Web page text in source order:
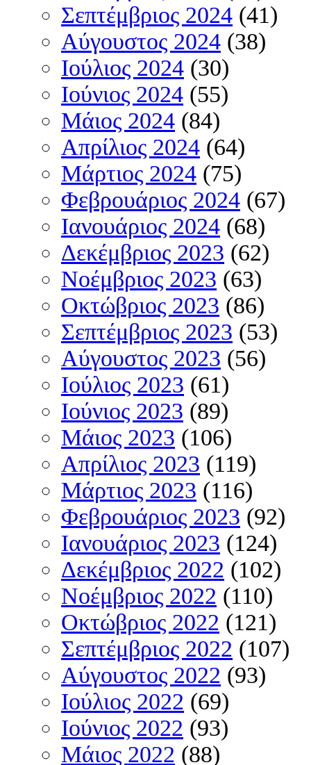
Σεπτέμβριος 2024 (41)
Αύγουστος 2024 (38)
Ιούλιος 2024 (30)
Ιούνιος 2024 (55)
Μάιος 2024 (84)
Απρίλιος 2024 (64)
Μάρτιος 2024 (75)
Φεβρουάριος 2024 (67)
Ιανουάριος 2024 (68)
Δεκέμβριος 2023 (62)
Νοέμβριος 2023 (63)
Οκτώβριος 2023 (86)
Σεπτέμβριος 2023 (53)
Αύγουστος 2023 (56)
Ιούλιος 2023 (61)
Ιούνιος 2023 (89)
Μάιος 2023 (106)
Απρίλιος 2023 (119)
Μάρτιος 2023 (116)
Φεβρουάριος 2023 (92)
Ιανουάριος 2023 (124)
Δεκέμβριος 2022 (102)
Νοέμβριος 2022 (110)
Οκτώβριος 2022 (121)
Σεπτέμβριος 2022 (107)
Αύγουστος 2022 (93)
Ιούλιος 2022 (69)
Ιούνιος 2022 (93)
Μάιος 2022 (88)